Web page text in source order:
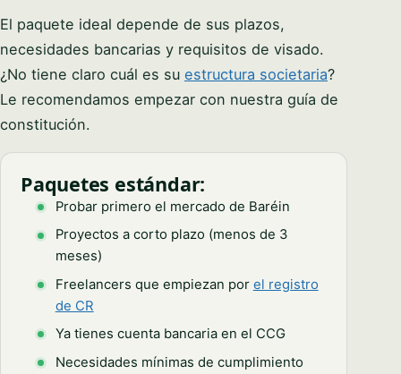
El paquete ideal depende de sus plazos,
necesidades bancarias y requisitos de visado.
¿No tiene claro cuál es su estructura societaria?
Le recomendamos empezar con nuestra guía de
constitución.
Paquetes estándar:
Probar primero el mercado de Baréin
Proyectos a corto plazo (menos de 3
meses)
Freelancers que empiezan por el registro
de CR
Ya tienes cuenta bancaria en el CCG
Necesidades mínimas de cumplimiento